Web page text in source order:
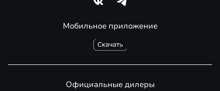
Мобильное приложение
Официальные дилеры